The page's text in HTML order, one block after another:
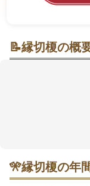
📝縁切榎の概
持ちを整理した
🎌縁切榎の年